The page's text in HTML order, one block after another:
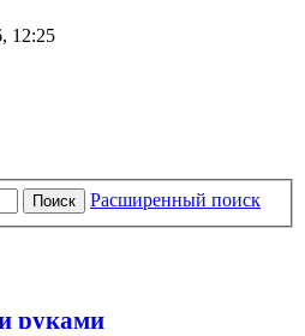
12:25
Поиск Расширенный поиск
руками